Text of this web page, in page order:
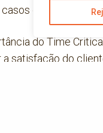
que o Time
do Time
a satisfação do